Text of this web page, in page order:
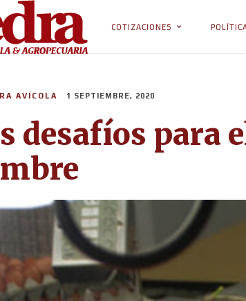
COTIZACIONES
AVÍCOLA 1 SEPTIEMBRE, 2020
desafíos para